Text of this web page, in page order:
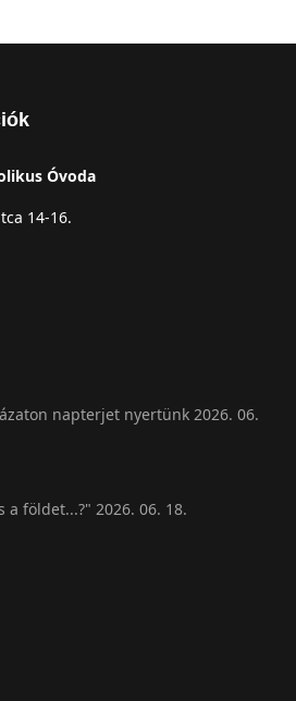
Óvoda
14-16.
napterjet nyertünk 2026. 06.
földet...?" 2026. 06. 18.